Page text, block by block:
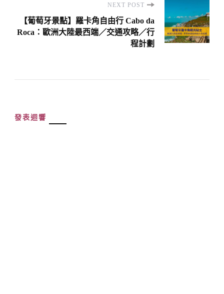
NEXT POST
【葡萄牙景點】羅卡角自由行 Cabo da
Roca：歐洲大陸最西端／交通攻略／行
程計劃
發表迴響